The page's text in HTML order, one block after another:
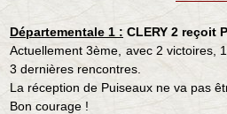
Départementale 1 : CLERY 2 reçoit
Actuellement 3ème, avec 2 victoires,
3 dernières rencontres.
La réception de Puiseaux ne va pas
Bon courage !